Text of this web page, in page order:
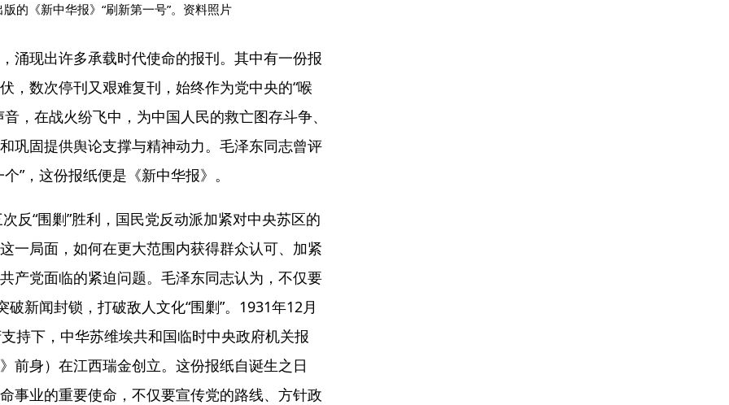
的《新中华报》“刷新第一号”。资料照片
涌现出许多承载时代使命的报刊。其中有一份报
，数次停刊又艰难复刊，始终作为党中央的“喉
，在战火纷飞中，为中国人民的救亡图存斗争、
巩固提供舆论支撑与精神动力。毛泽东同志曾评
”，这份报纸便是《新中华报》。
反“围剿”胜利，国民党反动派加紧对中央苏区的
一局面，如何在更大范围内获得群众认可、加紧
产党面临的紧迫问题。毛泽东同志认为，不仅要
破新闻封锁，打破敌人文化“围剿”。1931年12月
持下，中华苏维埃共和国临时中央政府机关报
前身）在江西瑞金创立。这份报纸自诞生之日
事业的重要使命，不仅要宣传党的路线、方针政